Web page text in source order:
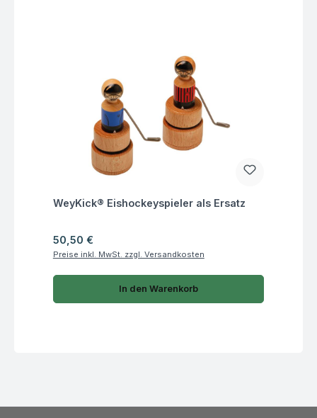
Fragen zum Artikel
WeyKick® Eishockeyspieler als Ersatz
Regulärer Preis:
50,50 €
Preise inkl. MwSt. zzgl. Versandkosten
In den Warenkorb